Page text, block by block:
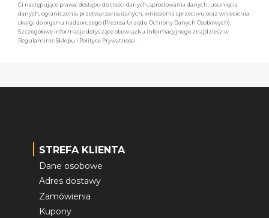
Ci następujące prawa: dostępu do treści danych, sprostowania danych, usunięcia
danych, ograniczenia przetwarzania danych, wniesienia sprzeciwu oraz wniesienia
skargi do organu nadzorczego (Prezesa Urzędu Ochrony Danych Osobowych).
Szczegółowe informacje dotyczące obowiązku informacyjnego znajdziesz w
Regulaminie Sklepu i Polityce Prywatności.
STREFA KLIENTA
Dane osobowe
Adres dostawy
Zamówienia
Kupony